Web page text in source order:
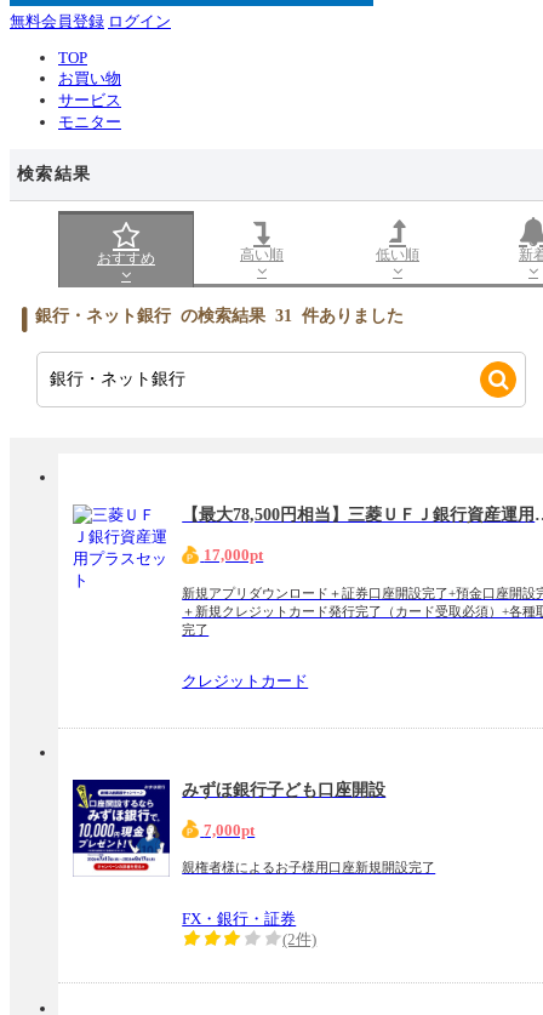
無料会員登録 ログイン
TOP
お買い物
サービス
モニター
検索結果
おすすめ 高い順 低い順 新
銀行・ネット銀行 の検索結果 31 件ありました
【最大78,500円
17,000pt
新規アプリダウンロード＋証券口座開設完了+預金口座開設
＋新規クレジットカード発行完了（カード受取必須）+各種
完了
クレジットカード
みずほ銀行子ども口座開設
7,000pt
親権者様によるお子様用口座新規開設完了
FX・銀行・証券
(2件)